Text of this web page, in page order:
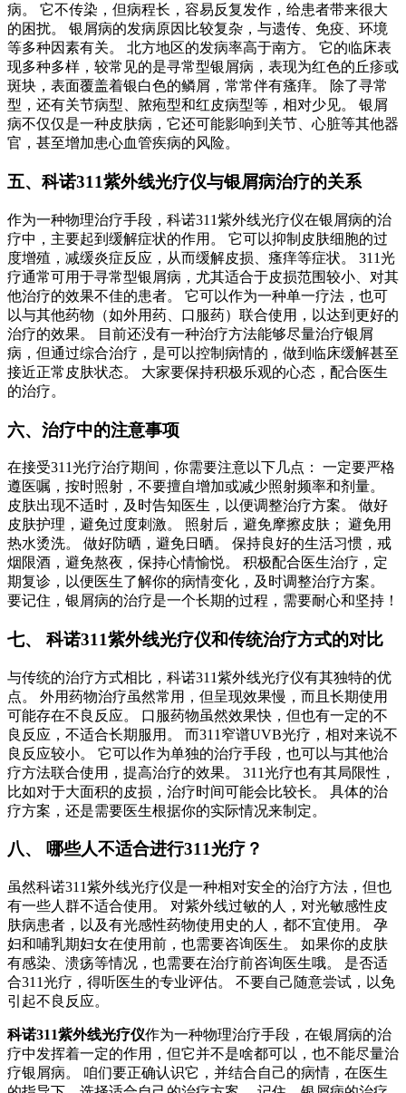
病。 它不传染，但病程长，容易反复发作，给患者带来很大
的困扰。 银屑病的发病原因比较复杂，与遗传、免疫、环境
等多种因素有关。 北方地区的发病率高于南方。 它的临床表
现多种多样，较常见的是寻常型银屑病，表现为红色的丘疹或
斑块，表面覆盖着银白色的鳞屑，常常伴有瘙痒。 除了寻常
型，还有关节病型、脓疱型和红皮病型等，相对少见。 银屑
病不仅仅是一种皮肤病，它还可能影响到关节、心脏等其他器
官，甚至增加患心血管疾病的风险。
五、科诺311紫外线光疗仪与银屑病治疗的关系
作为一种物理治疗手段，科诺311紫外线光疗仪在银屑病的治
疗中，主要起到缓解症状的作用。 它可以抑制皮肤细胞的过
度增殖，减缓炎症反应，从而缓解皮损、瘙痒等症状。 311光
疗通常可用于寻常型银屑病，尤其适合于皮损范围较小、对其
他治疗的效果不佳的患者。 它可以作为一种单一疗法，也可
以与其他药物（如外用药、口服药）联合使用，以达到更好的
治疗的效果。 目前还没有一种治疗方法能够尽量治疗银屑
病，但通过综合治疗，是可以控制病情的，做到临床缓解甚至
接近正常皮肤状态。 大家要保持积极乐观的心态，配合医生
的治疗。
六、治疗中的注意事项
在接受311光疗治疗期间，你需要注意以下几点： 一定要严格
遵医嘱，按时照射，不要擅自增加或减少照射频率和剂量。
皮肤出现不适时，及时告知医生，以便调整治疗方案。 做好
皮肤护理，避免过度刺激。 照射后，避免摩擦皮肤； 避免用
热水烫洗。 做好防晒，避免日晒。 保持良好的生活习惯，戒
烟限酒，避免熬夜，保持心情愉悦。 积极配合医生治疗，定
期复诊，以便医生了解你的病情变化，及时调整治疗方案。
要记住，银屑病的治疗是一个长期的过程，需要耐心和坚持！
七、 科诺311紫外线光疗仪和传统治疗方式的对比
与传统的治疗方式相比，科诺311紫外线光疗仪有其独特的优
点。 外用药物治疗虽然常用，但呈现效果慢，而且长期使用
可能存在不良反应。 口服药物虽然效果快，但也有一定的不
良反应，不适合长期服用。 而311窄谱UVB光疗，相对来说不
良反应较小。 它可以作为单独的治疗手段，也可以与其他治
疗方法联合使用，提高治疗的效果。 311光疗也有其局限性，
比如对于大面积的皮损，治疗时间可能会比较长。 具体的治
疗方案，还是需要医生根据你的实际情况来制定。
八、 哪些人不适合进行311光疗？
虽然科诺311紫外线光疗仪是一种相对安全的治疗方法，但也
有一些人群不适合使用。 对紫外线过敏的人，对光敏感性皮
肤病患者，以及有光感性药物使用史的人，都不宜使用。 孕
妇和哺乳期妇女在使用前，也需要咨询医生。 如果你的皮肤
有感染、溃疡等情况，也需要在治疗前咨询医生哦。 是否适
合311光疗，得听医生的专业评估。 不要自己随意尝试，以免
引起不良反应。
科诺311紫外线光疗仪作为一种物理治疗手段，在银屑病的治
疗中发挥着一定的作用，但它并不是啥都可以，也不能尽量治
疗银屑病。 咱们要正确认识它，并结合自己的病情，在医生